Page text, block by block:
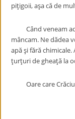
piţigoii, aşa că de
Când veneam
mâncam. Ne dădea
apă şi fără
ţurţuri de gheaţă la
Oare care Crăciun